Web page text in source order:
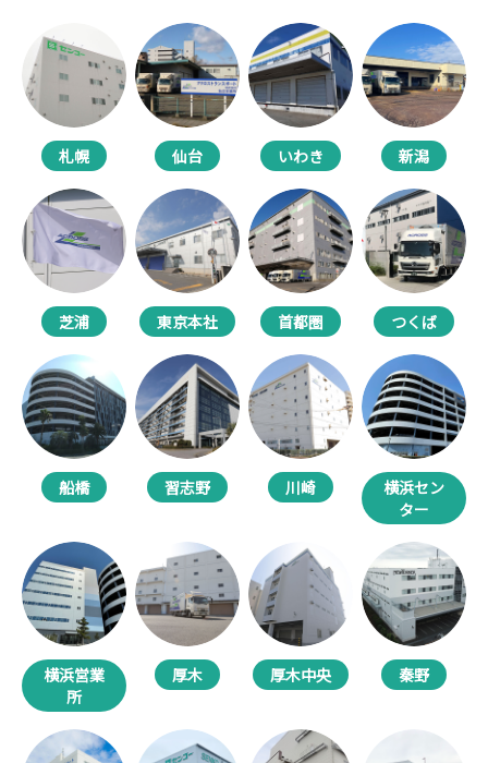
札幌 仙台 いわき 新潟
芝浦 東京本社 首都圏 つくば
船橋 習志野 川崎
横浜セン
ター
横浜営業
所
厚木 厚木中央 秦野